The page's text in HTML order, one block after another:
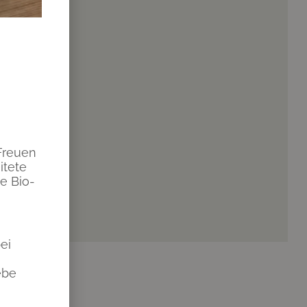
Bio-